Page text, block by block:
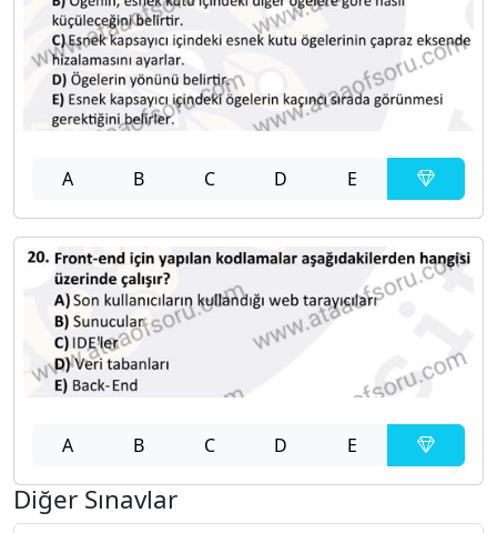
A B C D E
A B C D E
Diğer Sınavlar